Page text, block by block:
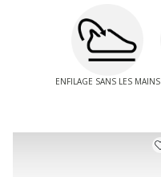
ENFILAGE SANS LES MAINS